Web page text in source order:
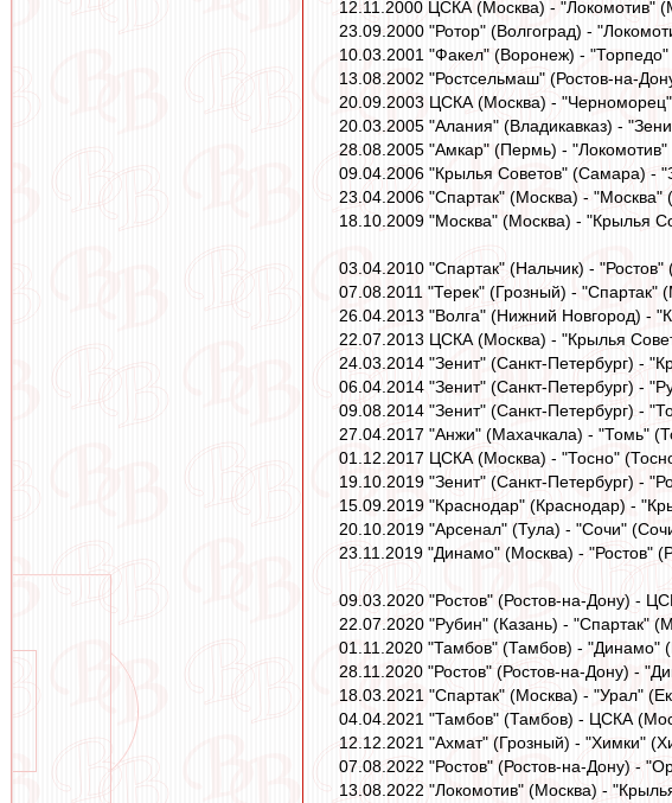
12.11.2000 ЦСКА (Москва) - "Локомотив"
23.09.2000 "Ротор" (Волгоград) -
10.03.2001 "Факел" (Воронеж) -
13.08.2002 "Ростсельмаш" (Ростов-на-
20.09.2003 ЦСКА (Москва) - "Черноморец"
20.03.2005 "Алания" (Владикавказ) -
28.08.2005 "Амкар" (Пермь) - "Локомотив"
09.04.2006 "Крылья Советов" (Самара) -
23.04.2006 "Спартак" (Москва) - "Москва"
18.10.2009 "Москва" (Москва) - "Крылья
03.04.2010 "Спартак" (Нальчик) - "Ростов"
07.08.2011 "Терек" (Грозный) - "Спартак"
26.04.2013 "Волга" (Нижний Новгород) -
22.07.2013 ЦСКА (Москва) - "Крылья
24.03.2014 "Зенит" (Санкт-Петербург) -
06.04.2014 "Зенит" (Санкт-Петербург) -
09.08.2014 "Зенит" (Санкт-Петербург) -
27.04.2017 "Анжи" (Махачкала) - "Томь"
01.12.2017 ЦСКА (Москва) - "Тосно"
19.10.2019 "Зенит" (Санкт-Петербург) -
15.09.2019 "Краснодар" (Краснодар) -
20.10.2019 "Арсенал" (Тула) - "Сочи"
23.11.2019 "Динамо" (Москва) - "Ростов"
09.03.2020 "Ростов" (Ростов-на-Дону) -
22.07.2020 "Рубин" (Казань) - "Спартак"
01.11.2020 "Тамбов" (Тамбов) - "Динамо"
28.11.2020 "Ростов" (Ростов-на-Дону) -
18.03.2021 "Спартак" (Москва) - "Урал"
04.04.2021 "Тамбов" (Тамбов) - ЦСКА
12.12.2021 "Ахмат" (Грозный) - "Химки"
07.08.2022 "Ростов" (Ростов-на-Дону) -
13.08.2022 "Локомотив" (Москва) -